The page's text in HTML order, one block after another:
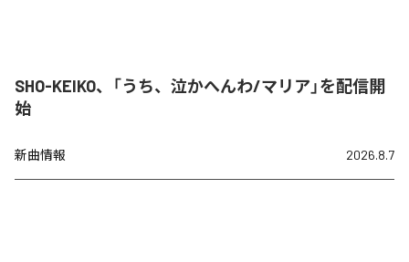
SHO-KEIKO、「うち、泣かへんわ/マリア」を配信開
始
新曲情報 2026.8.7